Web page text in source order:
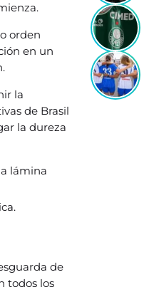
orden
en un
la
de Brasil
la dureza
lámina
de
todos los